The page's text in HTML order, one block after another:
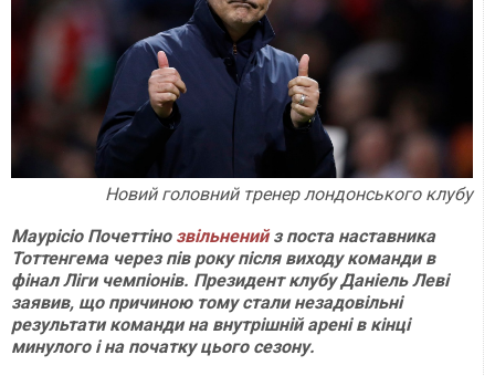
Новий головний тренер лондонського клубу
Маурісіо Почеттіно звільненийз поста наставника
Тоттенгема через пів року після виходу команди в
фінал Ліги чемпіонів. Президент клубу Даніель Леві
заявив, що причиною тому стали незадовільні
результати команди на внутрішній арені в кінці
минулого і на початку цього сезону.